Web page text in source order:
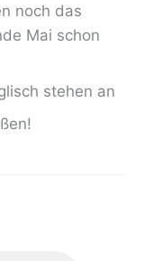
noch das
Mai schon
stehen an